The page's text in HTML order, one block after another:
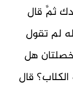
ثمَّ قال
لم تقول
هل
قال